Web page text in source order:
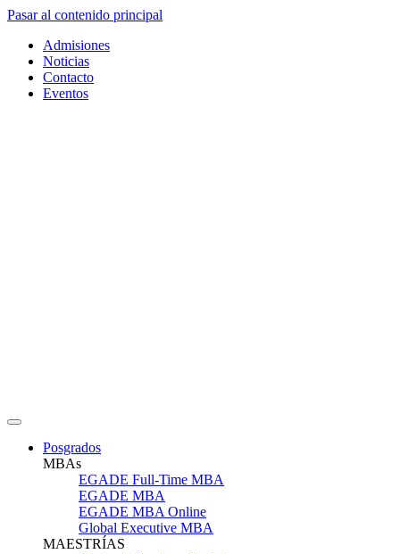
Pasar al contenido principal
Admisiones
Noticias
Contacto
Eventos
Posgrados
MBAs
EGADE Full-Time MBA
EGADE MBA
EGADE MBA Online
Global Executive MBA
MAESTRÍAS